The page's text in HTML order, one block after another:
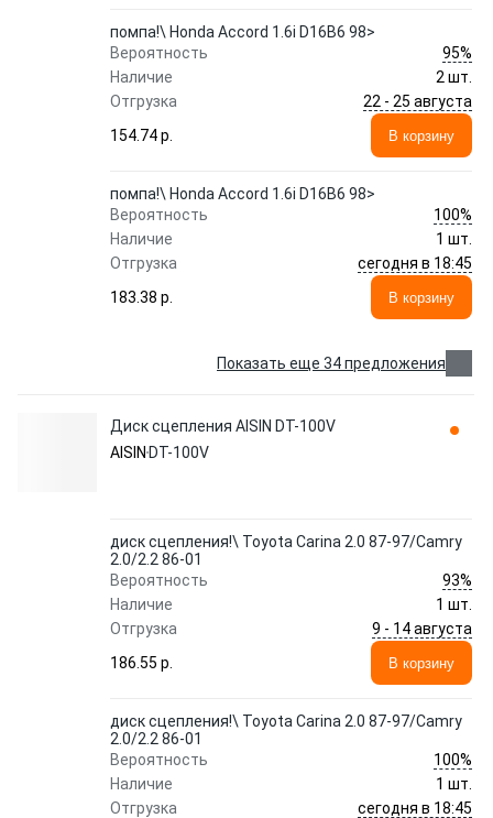
помпа!\ Honda Accord 1.6i D16B6 98>
Вероятность
95%
Наличие
2 шт.
Отгрузка
22 - 25 августа
154.74 p.
В корзину
помпа!\ Honda Accord 1.6i D16B6 98>
Вероятность
100%
Наличие
1 шт.
Отгрузка
сегодня в 18:45
183.38 p.
В корзину
Показать еще 34 предложения
Диск сцепления AISIN DT-100V
AISIN DT-100V
диск сцепления!\ Toyota Carina 2.0 87-97/Camry
2.0/2.2 86-01
Вероятность
93%
Наличие
1 шт.
Отгрузка
9 - 14 августа
186.55 p.
В корзину
диск сцепления!\ Toyota Carina 2.0 87-97/Camry
2.0/2.2 86-01
Вероятность
100%
Наличие
1 шт.
Отгрузка
сегодня в 18:45